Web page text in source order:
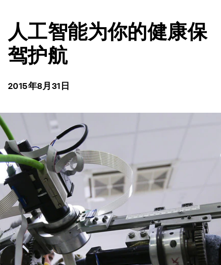
人工智能为你的健康保
驾护航
2015年8月31日